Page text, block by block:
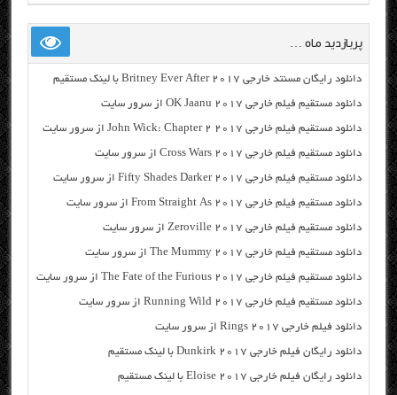
پربازدید ماه …
دانلود رایگان مسنتد خارجی Britney Ever After 2017 با لینک مستقیم
دانلود مستقیم فیلم خارجی OK Jaanu 2017 از سرور سایت
دانلود مستقیم فیلم خارجی John Wick: Chapter 2 2017 از سرور سایت
دانلود مستقیم فیلم خارجی Cross Wars 2017 از سرور سایت
دانلود مستقیم فیلم خارجی Fifty Shades Darker 2017 از سرور سایت
دانلود مستقیم فیلم خارجی From Straight As 2017 از سرور سایت
دانلود مستقیم فیلم خارجی Zeroville 2017 از سرور سایت
دانلود مستقیم فیلم خارجی The Mummy 2017 از سرور سایت
دانلود مستقیم فیلم خارجی The Fate of the Furious 2017 از سرور سایت
دانلود مستقیم فیلم خارجی Running Wild 2017 از سرور سایت
دانلود فیلم خارجی Rings 2017 از سرور سایت
دانلود رایگان فیلم خارجی Dunkirk 2017 با لینک مستقیم
دانلود رایگان فیلم خارجی Eloise 2017 با لینک مستقیم